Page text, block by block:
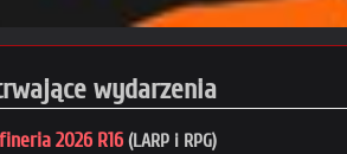
wydarzenia
2026 R16 (LARP i RPG)